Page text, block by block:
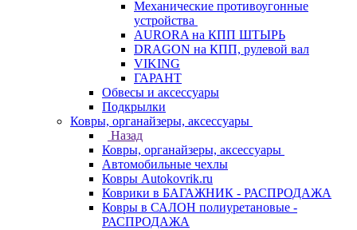
Механические противоугонные
устройства
AURORA на КПП ШТЫРЬ
DRAGON на КПП, рулевой вал
VIKING
ГАРАНТ
Обвесы и аксессуары
Подкрылки
Ковры, органайзеры, аксессуары
Назад
Ковры, органайзеры, аксессуары
Автомобильные чехлы
Ковры Autokovrik.ru
Коврики в БАГАЖНИК - РАСПРОДАЖА
Ковры в САЛОН полиуретановые -
РАСПРОДАЖА